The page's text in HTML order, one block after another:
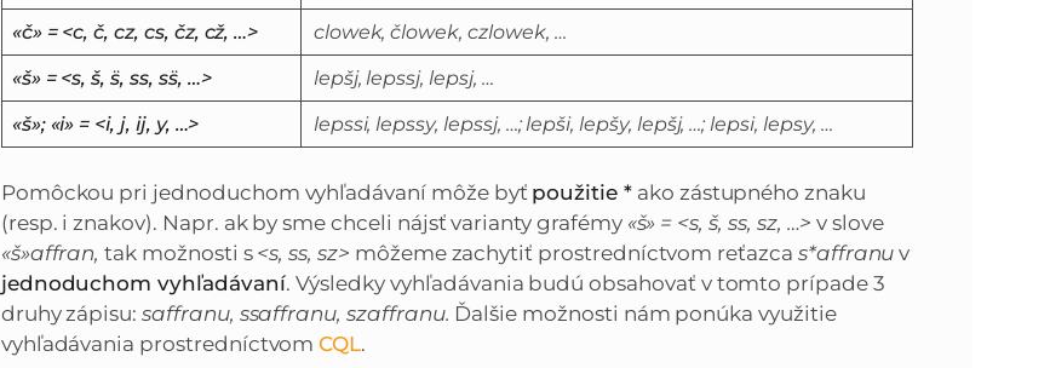
«č» = <c, č, cz, cs, čz, cž, …>
clowek, člowek, czlowek, …
«š» = <s, š, s̈, ss, ss̈, …>
lepšj, lepssj, lepsj, …
«š»; «i» = <i, j, ij, y, …>
lepssi, lepssy, lepssj, …; lepši, lepšy, lepšj, …; lepsi, lepsy, …
Pomôckou pri jednoduchom vyhľadávaní môže byť použitie *ako zástupného znaku
(resp. i znakov). Napr. ak by sme chceli nájsť varianty grafémy «š» = <s, š, ss, sz, …>v slove
«š»affran,tak možnosti s <s, ss, sz> môžeme zachytiť prostredníctvom reťazca s*affranuv
jednoduchom vyhľadávaní. Výsledky vyhľadávania budú obsahovať v tomto prípade 3
druhy zápisu:saffranu, ssaffranu, szaffranu. Ďalšie možnosti nám ponúka využitie
vyhľadávania prostredníctvomCQL.